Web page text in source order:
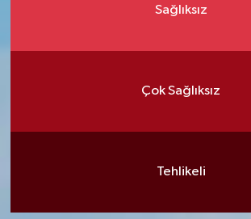
Sağlıksız
Çok Sağlıksız
Tehlikeli